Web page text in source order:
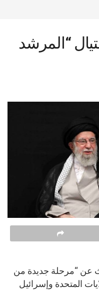
“المرشد
عن “مرحلة جديدة من
المتحدة وإسرائيل